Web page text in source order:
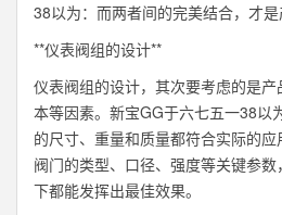
38以为：而两者间的完美结合，才是
**仪表阀组的设计**
仪表阀组的设计，其次要考虑的是
本等因素。新宝GG于六七五一38以
的尺寸、重量和质量都符合实际的
阀门的类型、口径、强度等关键参
下都能发挥出最佳效果。